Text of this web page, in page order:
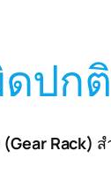
ปก
Rack) ส